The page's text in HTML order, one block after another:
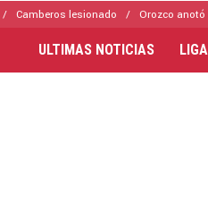
Camberos lesionado Orozco anotó
ULTIMAS NOTICIAS